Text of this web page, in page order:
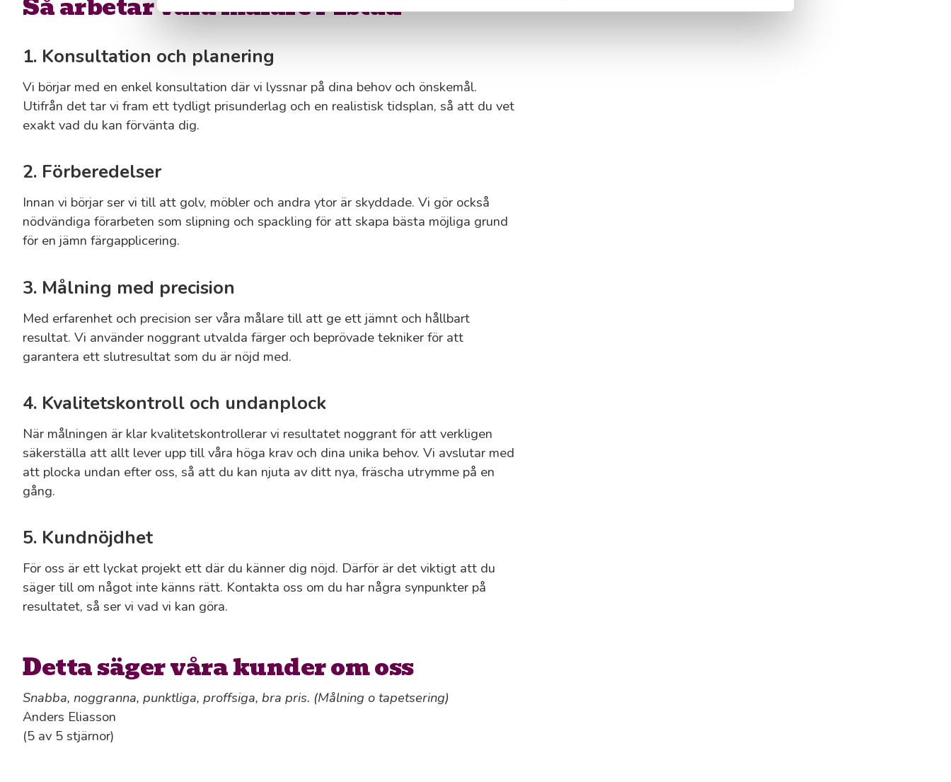
1. Konsultation och planering
Vi börjar med en enkel konsultation där vi lyssnar på dina behov och önskemål.
Utifrån det tar vi fram ett tydligt prisunderlag och en realistisk tidsplan, så att du vet
exakt vad du kan förvänta dig.
2. Förberedelser
Innan vi börjar ser vi till att golv, möbler och andra ytor är skyddade. Vi gör också
nödvändiga förarbeten som slipning och spackling för att skapa bästa möjliga grund
för en jämn färgapplicering.
3. Målning med precision
Med erfarenhet och precision ser våra målare till att ge ett jämnt och hållbart
resultat. Vi använder noggrant utvalda färger och beprövade tekniker för att
garantera ett slutresultat som du är nöjd med.
4. Kvalitetskontroll och undanplock
När målningen är klar kvalitetskontrollerar vi resultatet noggrant för att verkligen
säkerställa att allt lever upp till våra höga krav och dina unika behov. Vi avslutar med
att plocka undan efter oss, så att du kan njuta av ditt nya, fräscha utrymme på en
gång.
5. Kundnöjdhet
För oss är ett lyckat projekt ett där du känner dig nöjd. Därför är det viktigt att du
säger till om något inte känns rätt. Kontakta oss om du har några synpunkter på
resultatet, så ser vi vad vi kan göra.
Detta säger våra kunder om oss
Snabba, noggranna, punktliga, proffsiga, bra pris. (Målning o tapetsering)
Anders Eliasson
(5 av 5 stjärnor)